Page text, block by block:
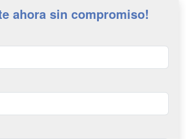
ahora sin compromiso!